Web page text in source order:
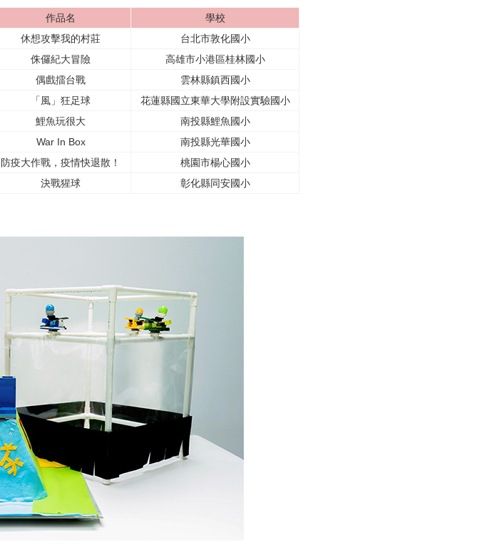
作品名
學校
休想攻擊我的村莊
台北市敦化國小
侏儸紀大冒險
高雄市小港區桂林國小
偶戲擂台戰 雲林縣鎮西國小
「風」狂足球
花蓮縣國立東華大學附設實驗國小
鯉魚玩很大 南投縣鯉魚國小
War In Box
南投縣光華國小
防疫大作戰，疫情快退散！
桃園市楊心國小
決戰猩球 彰化縣同安國小